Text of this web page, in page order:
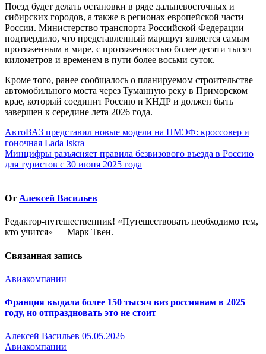
Поезд будет делать остановки в ряде дальневосточных и
сибирских городов, а также в регионах европейской части
России. Министерство транспорта Российской Федерации
подтвердило, что представленный маршрут является самым
протяженным в мире, с протяженностью более десяти тысяч
километров и временем в пути более восьми суток.
Кроме того, ранее сообщалось о планируемом строительстве
автомобильного моста через Туманную реку в Приморском
крае, который соединит Россию и КНДР и должен быть
завершен к середине лета 2026 года.
Навигация
по
записям
АвтоВАЗ представил новые модели на ПМЭФ: кроссовер и
гоночная Lada Iskra
Минцифры разъясняет правила безвизового въезда в Россию
для туристов с 30 июня 2025 года
От Алексей Васильев
Редактор-путешественник! «Путешествовать необходимо тем,
кто учится» — Марк Твен.
Связанная запись
Авиакомпании
Франция выдала более 150 тысяч виз россиянам в 2025
году, но отпраздновать это не стоит
Алексей Васильев 05.05.2026
Авиакомпании